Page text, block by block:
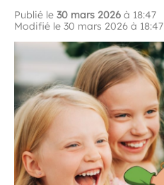
Publié le 30 mars 2026 à 18:47
Modifié le 30 mars 2026 à 18:47